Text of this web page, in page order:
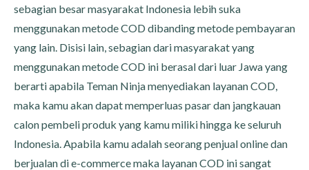
sebagian besar masyarakat Indonesia lebih suka
menggunakan metode COD dibanding metode pembayaran
yang lain. Disisi lain, sebagian dari masyarakat yang
menggunakan metode COD ini berasal dari luar Jawa yang
berarti apabila Teman Ninja menyediakan layanan COD,
maka kamu akan dapat memperluas pasar dan jangkauan
calon pembeli produk yang kamu miliki hingga ke seluruh
Indonesia. Apabila kamu adalah seorang penjual online dan
berjualan di e-commerce maka layanan COD ini sangat